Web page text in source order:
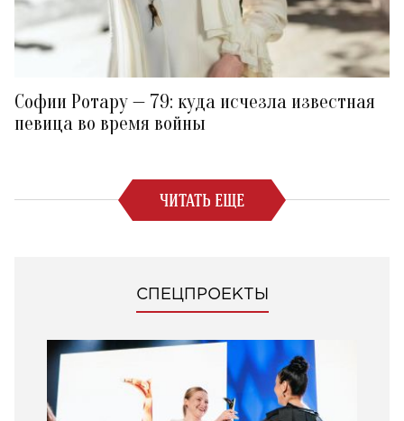
Софии Ротару — 79: куда исчезла известная
певица во время войны
ЧИТАТЬ ЕЩЕ
СПЕЦПРОЕКТЫ